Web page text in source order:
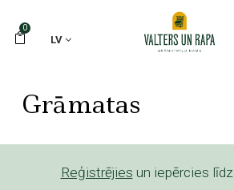
0
LV
Grāmatas
Reģistrējies un iepērcies līdz